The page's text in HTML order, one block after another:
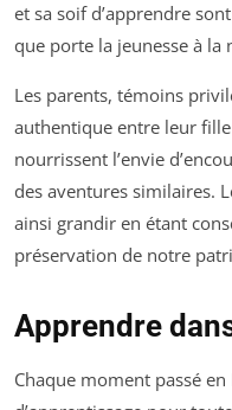
et sa soif d’apprendre
que porte la jeunesse à la
Les parents, témoins
authentique entre leur
nourrissent l’envie
des aventures similaires.
ainsi grandir en étant
préservation de notre
Apprendre
Chaque moment passé